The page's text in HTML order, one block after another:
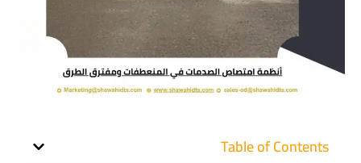
Table of Contents